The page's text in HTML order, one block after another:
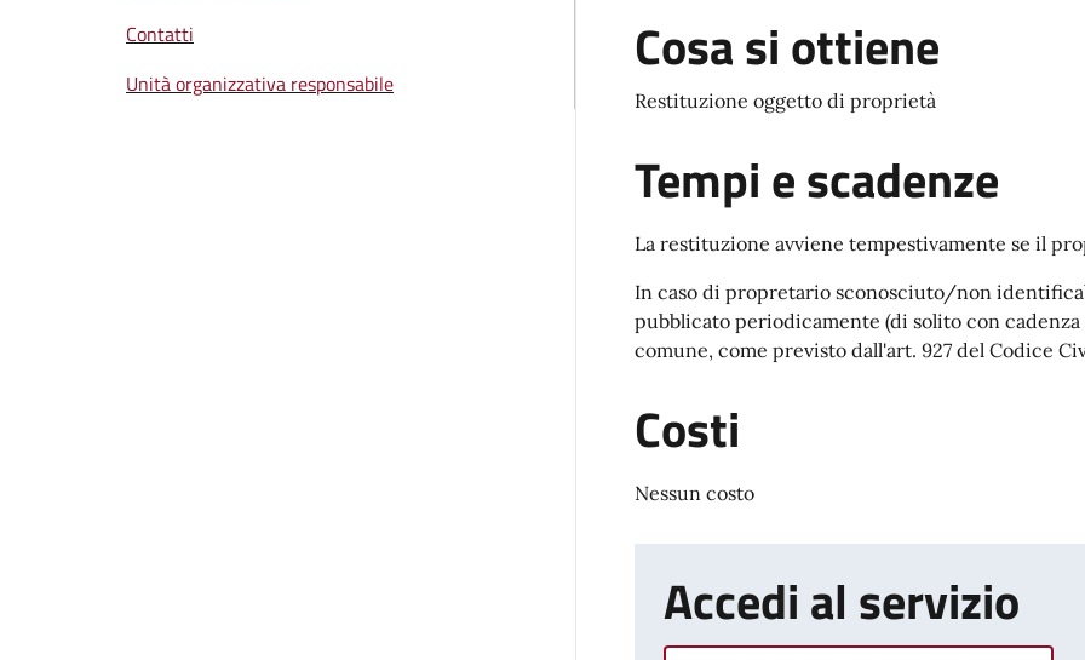
Contatti
Unità organizzativa responsabile
Cosa si ottiene
Restituzione oggetto di proprietà
Tempi e scadenze
La restituzione avviene tempestivamente se il
In caso di propretario sconosciuto/non
pubblicato periodicamente (di solito con
comune, come previsto dall'art. 927 del Codice
Costi
Nessun costo
Accedi al servizio